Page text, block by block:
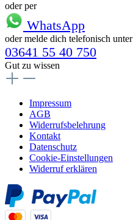
oder per
WhatsApp
oder melde dich telefonisch unter
03641 55 40 750
Gut zu wissen
Impressum
AGB
Widerrufsbelehrung
Kontakt
Datenschutz
Cookie-Einstellungen
Widerruf erklären